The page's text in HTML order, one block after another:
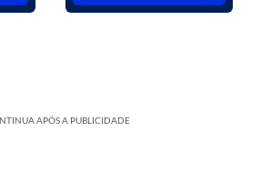
APÓS A PUBLICIDADE